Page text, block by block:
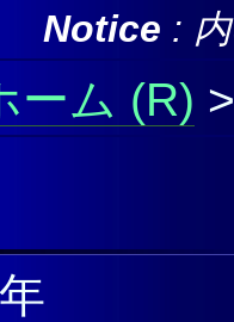
Notice :
ーム >